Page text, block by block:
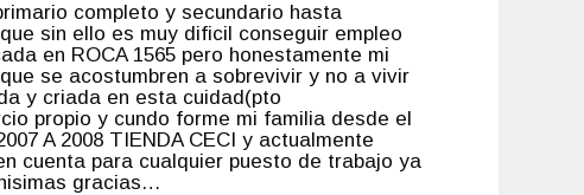
completo y secundario hasta
sin ello es muy dificil conseguir empleo
en ROCA 1565 pero honestamente mi
se acostumbren a sobrevivir y no a vivir
y criada en esta cuidad(pto
propio y cundo forme mi familia desde el
A 2008 TIENDA CECI y actualmente
cuenta para cualquier puesto de trabajo ya
gracias…